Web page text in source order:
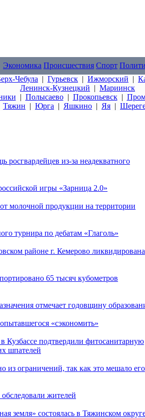
Экономика Происшествия Спорт
Чебула | Гурьевск | Ижморский |
Ленинск-Кузнецкий | Мариинск
| Полысаево| Прокопьевск|
Тяжин | Юрга | Яшкино | Яя |
росгвардейцев из-за неадекватного
игры «Зарница 2.0»
молочной продукции на территории
турнира по дебатам «Глаголь»
районе г. Кемерово ликвидирована
65 тысяч кубометров
отмечает годовщину
«сэкономить»
Кузбассе подтвердили фитосанитарную
шпателей
из ограничений, так как это мешало его
жителей
земля» состоялась в Тяжинском